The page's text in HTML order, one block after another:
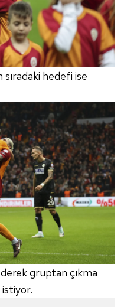
hedefi ise
gruptan çıkma
istiyor.